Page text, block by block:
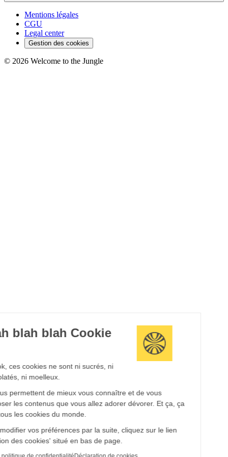
Blah blah blah Cookie
Bon ok, ces cookies ne sont ni sucrés, ni
chocolatés, ni moelleux.
Ils nous permettent de mieux vous connaître et de vous
proposer les contenus que vous allez adorer dévorer. Et ça, ça
vaut tous les cookies du monde.
Pour modifier vos préférences par la suite, cliquez sur le lien
'Gestion des cookies' situé en bas de page.
Mentions légales
CGU
Legal center
Gestion des cookies
© 2026 Welcome to the Jungle